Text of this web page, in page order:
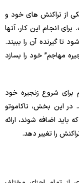
از تراکنش های خود و
انجام این کار، آنها
تا گیرنده آن را ببیند.
مهاجم” خود را بسازد
شروع زنجیره خود
این بخش، ناکاموتو
باید اضافه شوند، ارائه
را تغییر دهد.